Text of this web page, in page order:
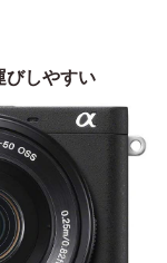
びしやすい